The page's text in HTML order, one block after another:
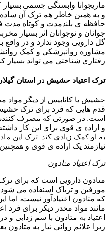
ماریجوانا وابستگی جسمی بسیار
و به همین خاطر هم ترک آن
حافظه ی بلندمدت و کوتاه مدت
جوانان و نوجوانان اثر بسیار
گل دارویی وجود ندارد و در واقع
مشاوره روانپزشکی و کمک
رفتاری شناختی می تواند بسیار
ترک اعتیاد حشیش در استان
حشیش یا کانابیس از دیگر مواد
قدم هایی که فرد برای ترک حشیش
است. در صورتی که مصرف کننده
و اراده ی قوی برای این کار
به او کمک زیادی کند. ترک این
نیازمند یک اراده ی قوی و
ترک اعتیاد متادون
متادون دارویی است که برای
مورفین و تریاک استفاده می
که متادون اعتیادآور نیست، اما
مانند مواد مخدر دیکر برای فرد
اعتیاد به متادون با سم زدایی
زیرا علائم روانی نیاز به متادون